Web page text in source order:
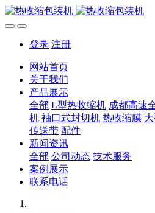
登录 注册
网站首页
关于我们
产品展示
全部 L型热收缩机 成都高速
机 袖口式封切机 热收缩膜
传送带 配件
新闻资讯
全部 公司动态 技术服务
案例展示
联系电话